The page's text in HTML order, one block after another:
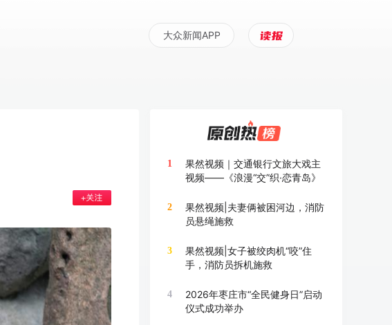
大众新闻APP
1
果然视频｜交通银行文旅大戏主
视频——《浪漫“交”织·恋青岛》
2
果然视频|夫妻俩被困河边，消防
员悬绳施救
3
果然视频|女子被绞肉机“咬”住
手，消防员拆机施救
4
2026年枣庄市“全民健身日”启动
仪式成功举办